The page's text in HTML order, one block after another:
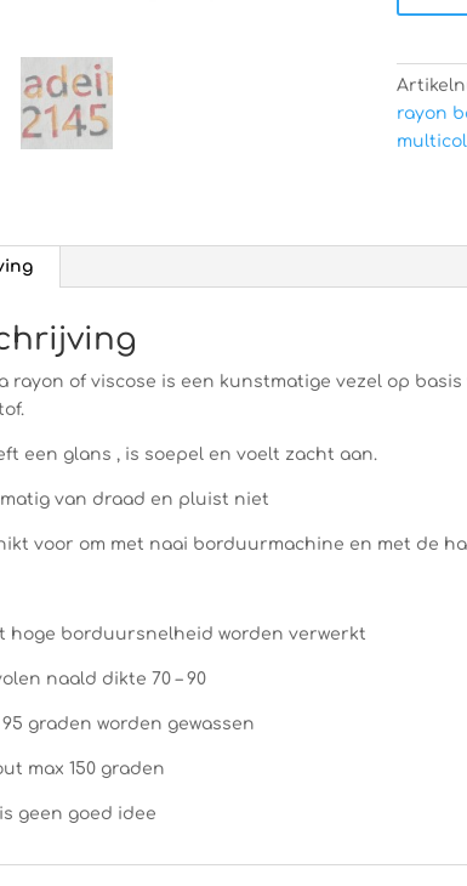
rayon
rayon of viscose is een kunstmatige vezel op
een glans , is soepel en voelt zacht aan.
van draad en pluist niet
voor om met naai borduurmachine en met de
hoge borduursnelheid worden verwerkt
naald dikte 70 – 90
graden worden gewassen
max 150 graden
geen goed idee